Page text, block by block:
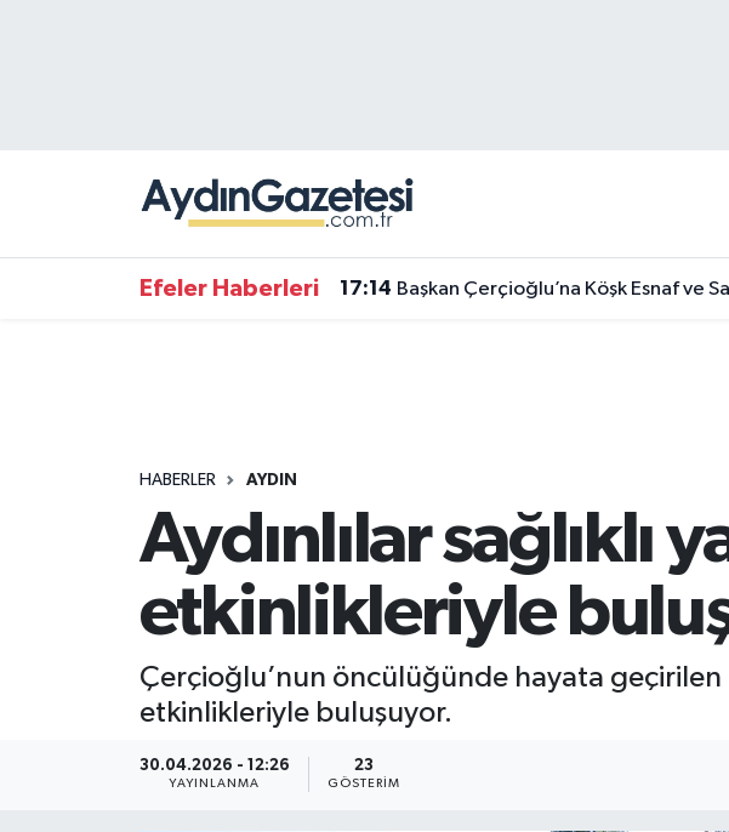
Efeler Haberleri 17:14 Başkan Çerçioğlu’na Köşk Esnaf ve
HABERLER AYDIN
Aydınlılar sağlıklı
etkinlikleriyle
Çerçioğlu’nun öncülüğünde hayata geçirilen
etkinlikleriyle buluşuyor.
30.04.2026 - 12:26
YAYINLANMA
23
GÖSTERIM
Süper Lig Puan Durumu ve Fikstür
Tüm Manşetler